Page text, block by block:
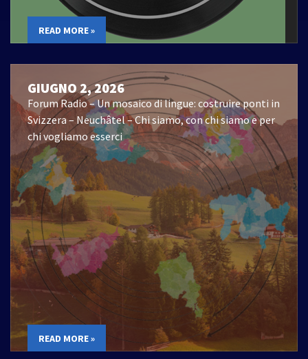
READ MORE »
GIUGNO 2, 2026
Forum Radio – Un mosaico di lingue: costruire ponti in
Svizzera – Neuchâtel – Chi siamo, con chi siamo e per
chi vogliamo esserci
READ MORE »